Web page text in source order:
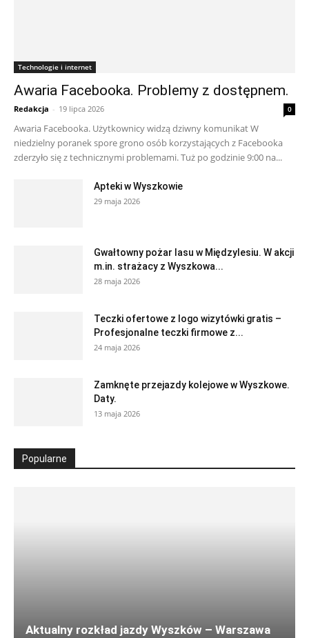
Technologie i internet
Awaria Facebooka. Problemy z dostępnem.
Redakcja - 19 lipca 2026 0
Awaria Facebooka. Użytkownicy widzą dziwny komunikat W
niedzielny poranek spore grono osób korzystających z Facebooka
zderzyło się z technicznymi problemami. Tuż po godzinie 9:00 na...
Apteki w Wyszkowie
29 maja 2026
Gwałtowny pożar lasu w Międzylesiu. W akcji
m.in. strażacy z Wyszkowa...
28 maja 2026
Teczki ofertowe z logo wizytówki gratis –
Profesjonalne teczki firmowe z...
24 maja 2026
Zamknęte przejazdy kolejowe w Wyszkowe.
Daty.
13 maja 2026
Popularne
Aktualny rozkład jazdy Wyszków – Warszawa